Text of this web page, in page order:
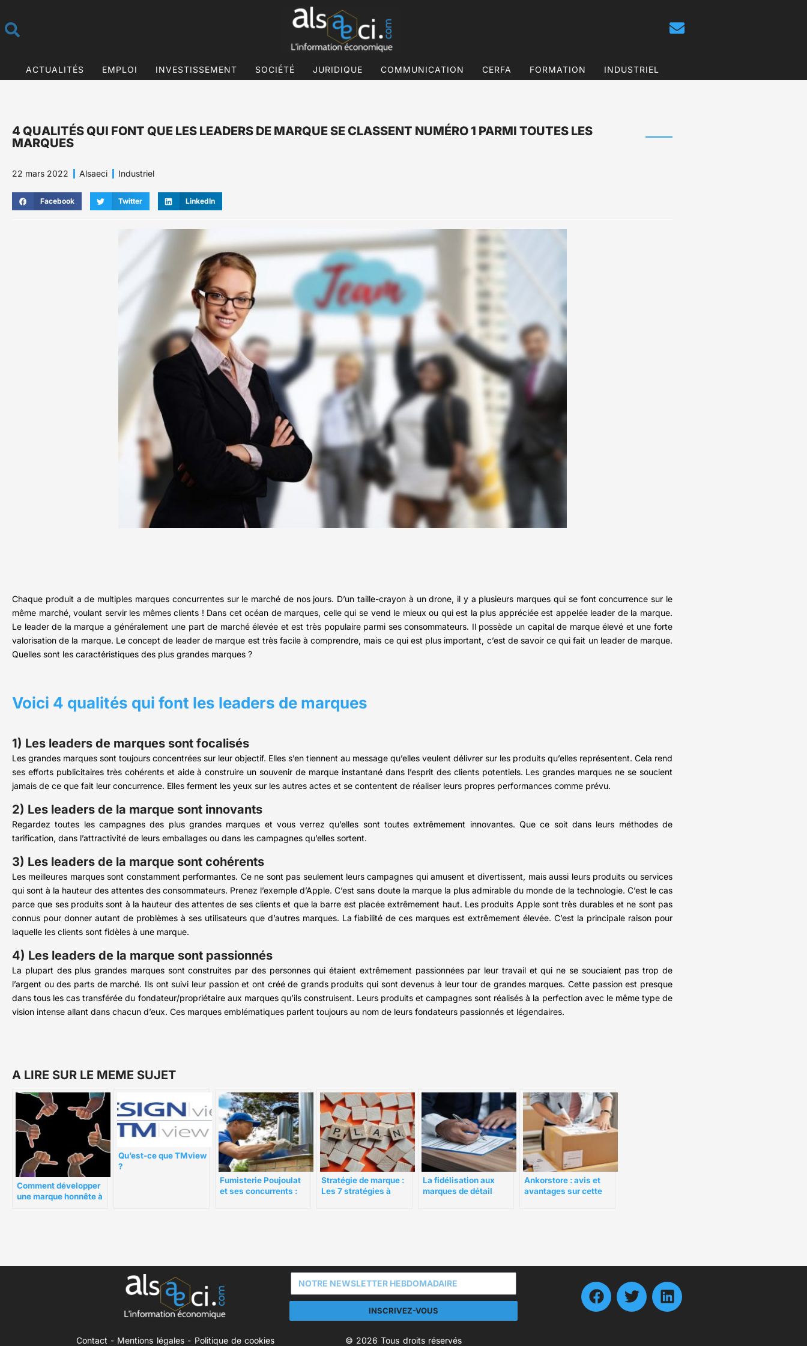
ACTUALITÉS EMPLOI INVESTISSEMENT SOCIÉTÉ JURIDIQUE COMMUNICATION CERFA FORMATION INDUSTRIEL
4 QUALITÉS QUI FONT QUE LES LEADERS DE MARQUE SE CLASSENT NUMÉRO 1 PARMI TOUTES LES
MARQUES
22 mars 2022 Alsaeci Industriel
Facebook Twitter LinkedIn
Chaque produit a de multiples marques concurrentes sur le marché de nos jours. D’un taille-crayon à un drone, il y a plusieurs marques qui se font concurrence sur le
même marché, voulant servir les mêmes clients ! Dans cet océan de marques, celle qui se vend le mieux ou qui est la plus appréciée est appelée leader de la marque.
Le leader de la marque a généralement une part de marché élevée et est très populaire parmi ses consommateurs. Il possède un capital de marque élevé et une forte
valorisation de la marque. Le concept de leader de marque est très facile à comprendre, mais ce qui est plus important, c’est de savoir ce qui fait un leader de marque.
Quelles sont les caractéristiques des plus grandes marques ?
Voici 4 qualités qui font les leaders de marques
1) Les leaders de marques sont focalisés
Les grandes marques sont toujours concentrées sur leur objectif. Elles s’en tiennent au message qu’elles veulent délivrer sur les produits qu’elles représentent. Cela rend
ses efforts publicitaires très cohérents et aide à construire un souvenir de marque instantané dans l’esprit des clients potentiels. Les grandes marques ne se soucient
jamais de ce que fait leur concurrence. Elles ferment les yeux sur les autres actes et se contentent de réaliser leurs propres performances comme prévu.
2) Les leaders de la marque sont innovants
Regardez toutes les campagnes des plus grandes marques et vous verrez qu’elles sont toutes extrêmement innovantes. Que ce soit dans leurs méthodes de
tarification, dans l’attractivité de leurs emballages ou dans les campagnes qu’elles sortent.
3) Les leaders de la marque sont cohérents
Les meilleures marques sont constamment performantes. Ce ne sont pas seulement leurs campagnes qui amusent et divertissent, mais aussi leurs produits ou services
qui sont à la hauteur des attentes des consommateurs. Prenez l’exemple d’Apple. C’est sans doute la marque la plus admirable du monde de la technologie. C’est le cas
parce que ses produits sont à la hauteur des attentes de ses clients et que la barre est placée extrêmement haut. Les produits Apple sont très durables et ne sont pas
connus pour donner autant de problèmes à ses utilisateurs que d’autres marques. La fiabilité de ces marques est extrêmement élevée. C’est la principale raison pour
laquelle les clients sont fidèles à une marque.
4) Les leaders de la marque sont passionnés
La plupart des plus grandes marques sont construites par des personnes qui étaient extrêmement passionnées par leur travail et qui ne se souciaient pas trop de
l’argent ou des parts de marché. Ils ont suivi leur passion et ont créé de grands produits qui sont devenus à leur tour de grandes marques. Cette passion est presque
dans tous les cas transférée du fondateur/propriétaire aux marques qu’ils construisent. Leurs produits et campagnes sont réalisés à la perfection avec le même type de
vision intense allant dans chacun d’eux. Ces marques emblématiques parlent toujours au nom de leurs fondateurs passionnés et légendaires.
A LIRE SUR LE MEME SUJET
Comment développer
une marque honnête à
Qu’est-ce que TMview
?
Fumisterie Poujoulat
et ses concurrents :
Stratégie de marque :
Les 7 stratégies à
La fidélisation aux
marques de détail
Ankorstore : avis et
avantages sur cette
INSCRIVEZ-VOUS
Contact - Mentions légales- Politique de cookies © 2026 Tous droits réservés